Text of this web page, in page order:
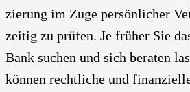
zie­rung im Zuge per­sön­li­cher
zei­tig zu prü­fen. Je frü­her Sie
Bank suchen und sich bera­ten
kön­nen recht­li­che und